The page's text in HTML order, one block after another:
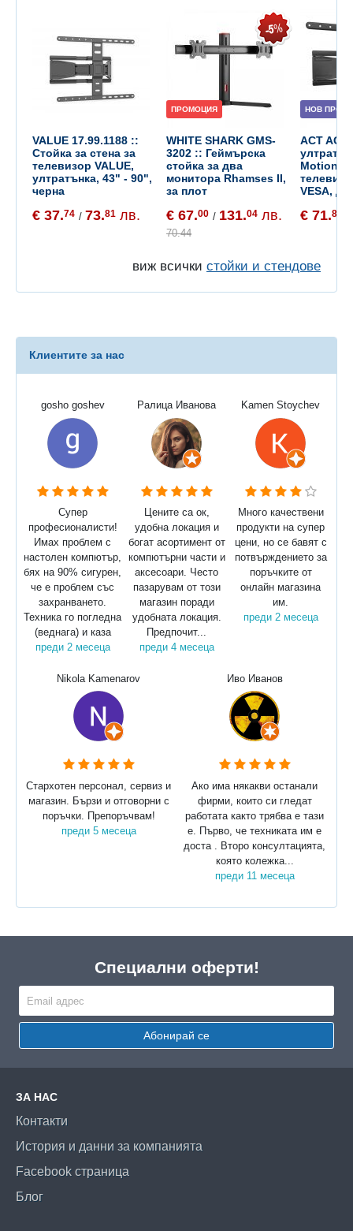
VALUE 17.99.1188 ::
Стойка за стена за
телевизор VALUE,
ултратънка, 43" - 90",
черна
€ 37.74 / 73.81 лв.
ПРОМОЦИЯ
WHITE SHARK GMS-
3202 :: Геймърска
стойка за два
монитора Rhamses II,
за плот
€ 67.00 / 131.04 лв.
70.44
НОВ
ACT
Motion
VESA, до
€ 71.87
виж всички стойки и стендове
Клиентите за нас
gosho goshev
Супер
професионалисти!
Имах проблем с
настолен компютър,
бях на 90% сигурен,
че е проблем със
захранването.
Техника го погледна
(веднага) и каза
преди 2 месеца
Ралица Иванова
Цените са ок,
удобна локация и
богат асортимент от
компютърни части и
аксесоари. Често
пазарувам от този
магазин поради
удобната локация.
Предпочит...
преди 4 месеца
Kamen Stoychev
Много качествени
продукти на супер
цени, но се бавят с
потвърждението за
поръчките от
онлайн магазина
им.
преди 2 месеца
Nikola Kamenarov
Стархотен персонал, сервиз и
магазин. Бързи и отговорни с
поръчки. Препоръчвам!
преди 5 месеца
Иво Иванов
Ако има някакви останали
фирми, които си гледат
работата както трябва е тази
е. Първо, че техниката им е
доста . Второ консултацията,
която колежка...
преди 11 месеца
Специални оферти!
Абонирай се
ЗА НАС
Контакти
История и данни за компанията
Facebook страница
Блог